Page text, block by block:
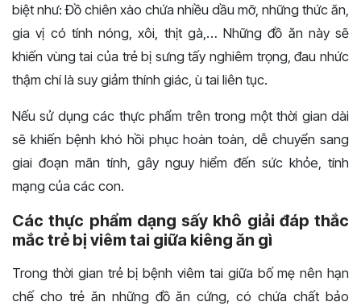
biệt như: Đồ chiên xào chứa nhiều dầu mỡ, những thức ăn,
gia vị có tính nóng, xôi, thịt gà,… Những đồ ăn này sẽ
khiến vùng tai của trẻ bị sưng tấy nghiêm trọng, đau nhức
thậm chí là suy giảm thính giác, ù tai liên tục.
Nếu sử dụng các thực phẩm trên trong một thời gian dài
sẽ khiến bệnh khó hồi phục hoàn toàn, dễ chuyển sang
giai đoạn mãn tính, gây nguy hiểm đến sức khỏe, tính
mạng của các con.
Các thực phẩm dạng sấy khô giải đáp thắc
mắc trẻ bị viêm tai giữa kiêng ăn gì
Trong thời gian trẻ bị bệnh viêm tai giữa bố mẹ nên hạn
chế cho trẻ ăn những đồ ăn cứng, có chứa chất bảo